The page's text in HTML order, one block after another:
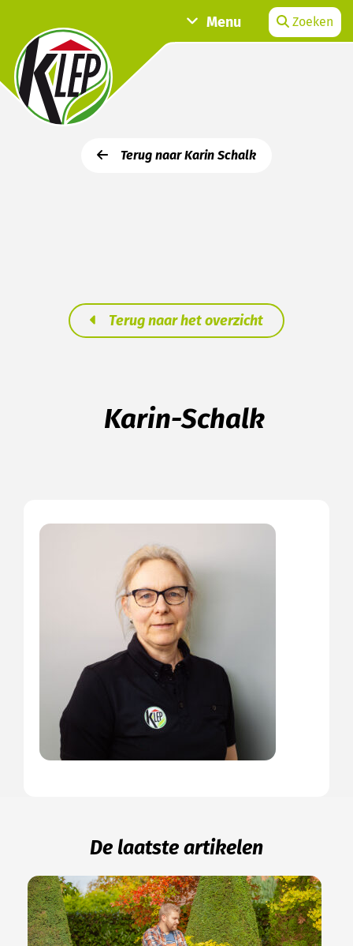
Menu Zoeken
Terug naar Karin Schalk
Terug naar het overzicht
Karin-Schalk
De laatste artikelen